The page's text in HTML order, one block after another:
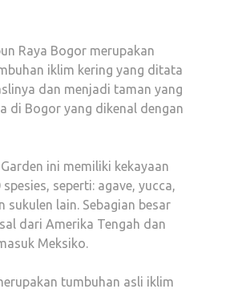
Raya Bogor merupakan
iklim kering yang ditata
dan menjadi taman yang
di Bogor yang dikenal dengan
ini memiliki kekayaan
seperti: agave, yucca,
sukulen lain. Sebagian besar
dari Amerika Tengah dan
Meksiko.
tumbuhan asli iklim